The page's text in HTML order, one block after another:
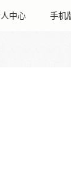
中心 手机